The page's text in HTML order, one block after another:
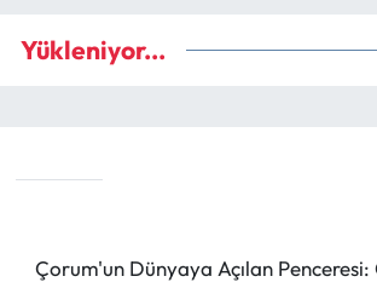
Yükleniyor...
Çorum'un Dünyaya Açılan